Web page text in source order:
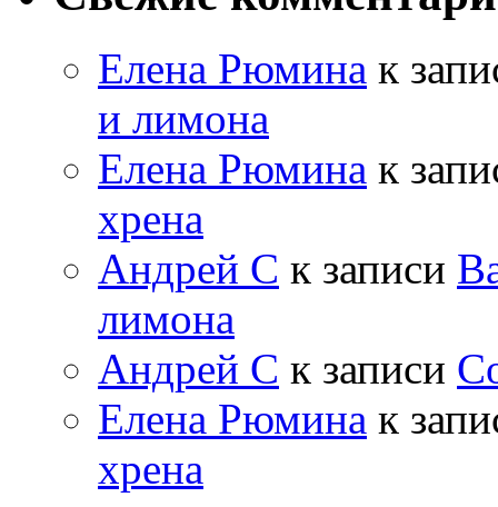
Елена Рюмина к
и лимона
Елена Рюмина к
хрена
Андрей С к записи
лимона
Андрей С к записи
Елена Рюмина к
хрена